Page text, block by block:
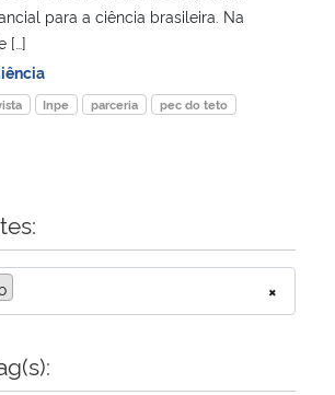
Inovações e Comunicações
e dos Direitos Humanos
para a ciência brasileira. Na
[…]
Inpe parceria
pec do teto
×